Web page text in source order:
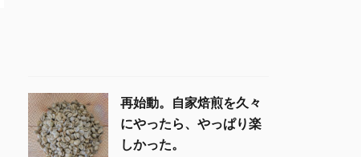
再始動。自家焙煎を久々
にやったら、やっぱり楽
しかった。